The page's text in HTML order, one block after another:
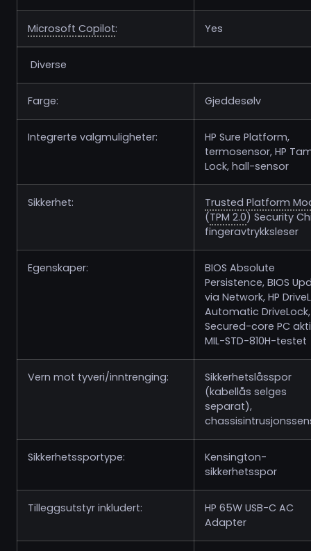
Microsoft Copilot: Yes
Diverse
Farge: Gjeddesølv
Integrerte valgmuligheter:
HP Sure Platform,
termosensor, HP
Lock, hall-sensor
Sikkerhet:
Trusted Platform
(TPM 2.0) Security
fingeravtrykksleser
Egenskaper:
BIOS Absolute
Persistence, BIOS
via Network, HP
Automatic DriveLock,
Secured-core PC
MIL-STD-810H-testet
Vern mot tyveri/inntrenging:
Sikkerhetslåsspor
(kabellås selges
separat),
Sikkerhetssportype:
Kensington-
sikkerhetsspor
Tilleggsutstyr inkludert:
HP 65W USB-C AC
Adapter